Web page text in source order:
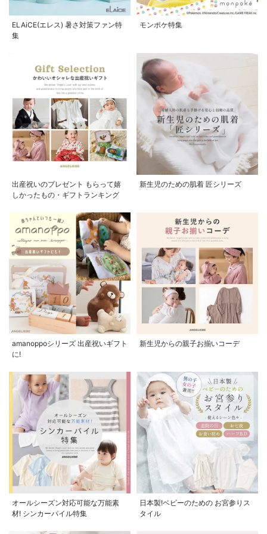
ELAiCE(エレス) 暑さ対策ファン特
集
モンポケ特集
出産祝いのプレゼント もらって嬉
しかったもの・ギフトランキング
新生児のための肌着 匠シリーズ
amanoppoシリーズ 出産祝いギフト
に!
新生児からの親子お揃いコーデ
オールシーズン対応可能な万能素
材! シンカーパイル特集
日本製!ベビーのための お宮参りス
タイル